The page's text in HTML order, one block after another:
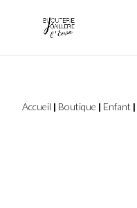
Accueil | Boutique | Enfant |